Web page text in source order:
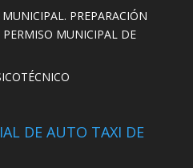
PREPARACIÓN
MUNICIPAL DE
DE AUTO TAXI DE